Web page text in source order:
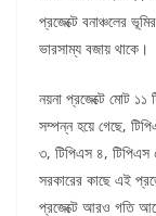
প্রজেক্টে বনাঞ্চলের
ভারসাম্য বজায় থাকে।
নয়না প্রজেক্টে মোট
সম্পন্ন হয়ে গেছে,
৩, টিপিএস ৪, টিপিএস
সরকারের কাছে এই
প্রজেক্টে আরও গতি